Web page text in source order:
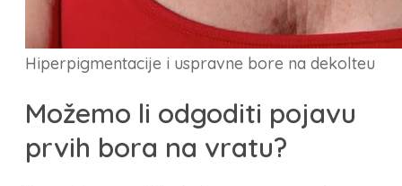
Hiperpigmentacije i uspravne bore na dekolteu
Možemo li odgoditi pojavu
prvih bora na vratu?